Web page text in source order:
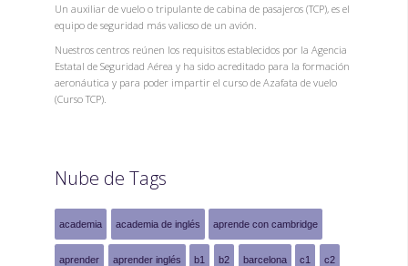
Un auxiliar de vuelo o tripulante de cabina de pasajeros (TCP), es el
equipo de seguridad más valioso de un avión.
Nuestros centros reúnen los requisitos establecidos por la Agencia
Estatal de Seguridad Aérea y ha sido acreditado para la formación
aeronáutica y para poder impartir el curso de Azafata de vuelo
(Curso TCP).
Nube de Tags
academia academia de inglés aprende con cambridge
aprender aprender inglés b1 b2 barcelona c1 c2